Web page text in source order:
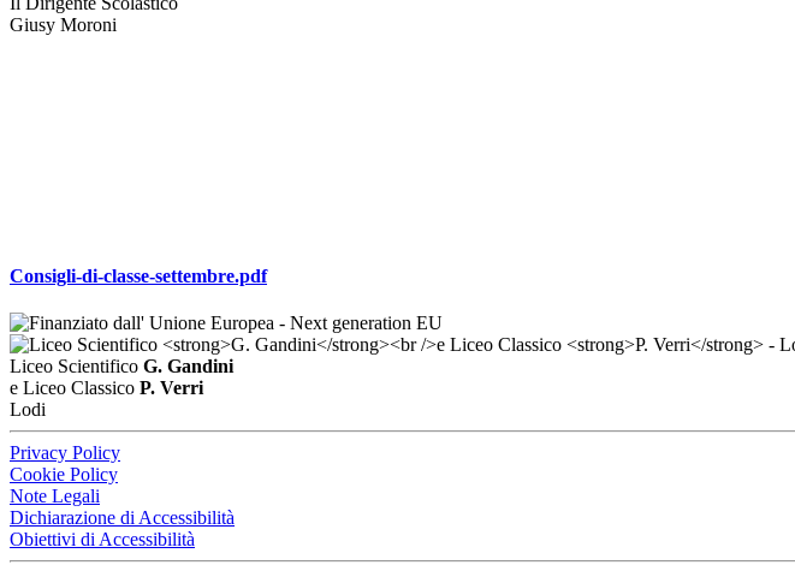
Giusy Moroni
Consigli-di-classe-settembre.pdf
Liceo Scientifico G. Gandini
e Liceo Classico P. Verri
Lodi
Privacy Policy
Cookie Policy
Note Legali
Dichiarazione di Accessibilità
Obiettivi di Accessibilità